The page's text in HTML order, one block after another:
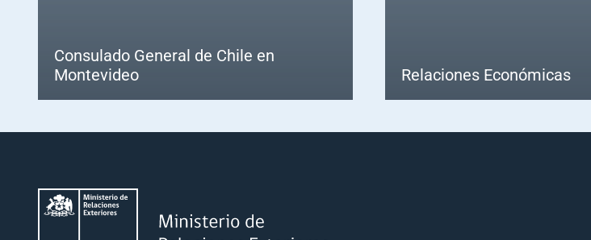
Consulado General de Chile en
Montevideo
Relaciones Económicas